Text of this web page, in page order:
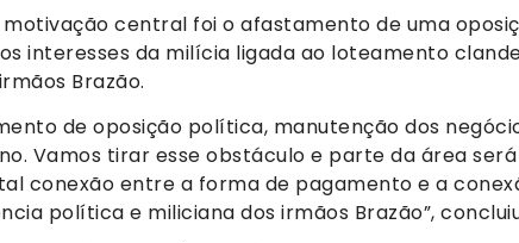
central foi o afastamento de uma
interesses da milícia ligada ao loteamento
Brazão.
de oposição política, manutenção dos
Vamos tirar esse obstáculo e parte da área
conexão entre a forma de pagamento e a
política e miliciana dos irmãos Brazão”,